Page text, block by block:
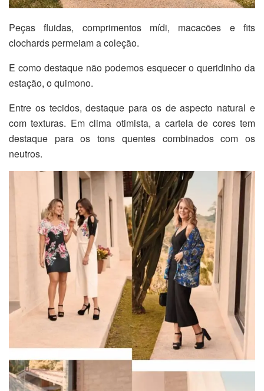
Peças fluidas, comprimentos mídi, macacões e fits
clochards permeiam a coleção.
E como destaque não podemos esquecer o queridinho da
estação, o quimono.
Entre os tecidos, destaque para os de aspecto natural e
com texturas. Em clima otimista, a cartela de cores tem
destaque para os tons quentes combinados com os
neutros.